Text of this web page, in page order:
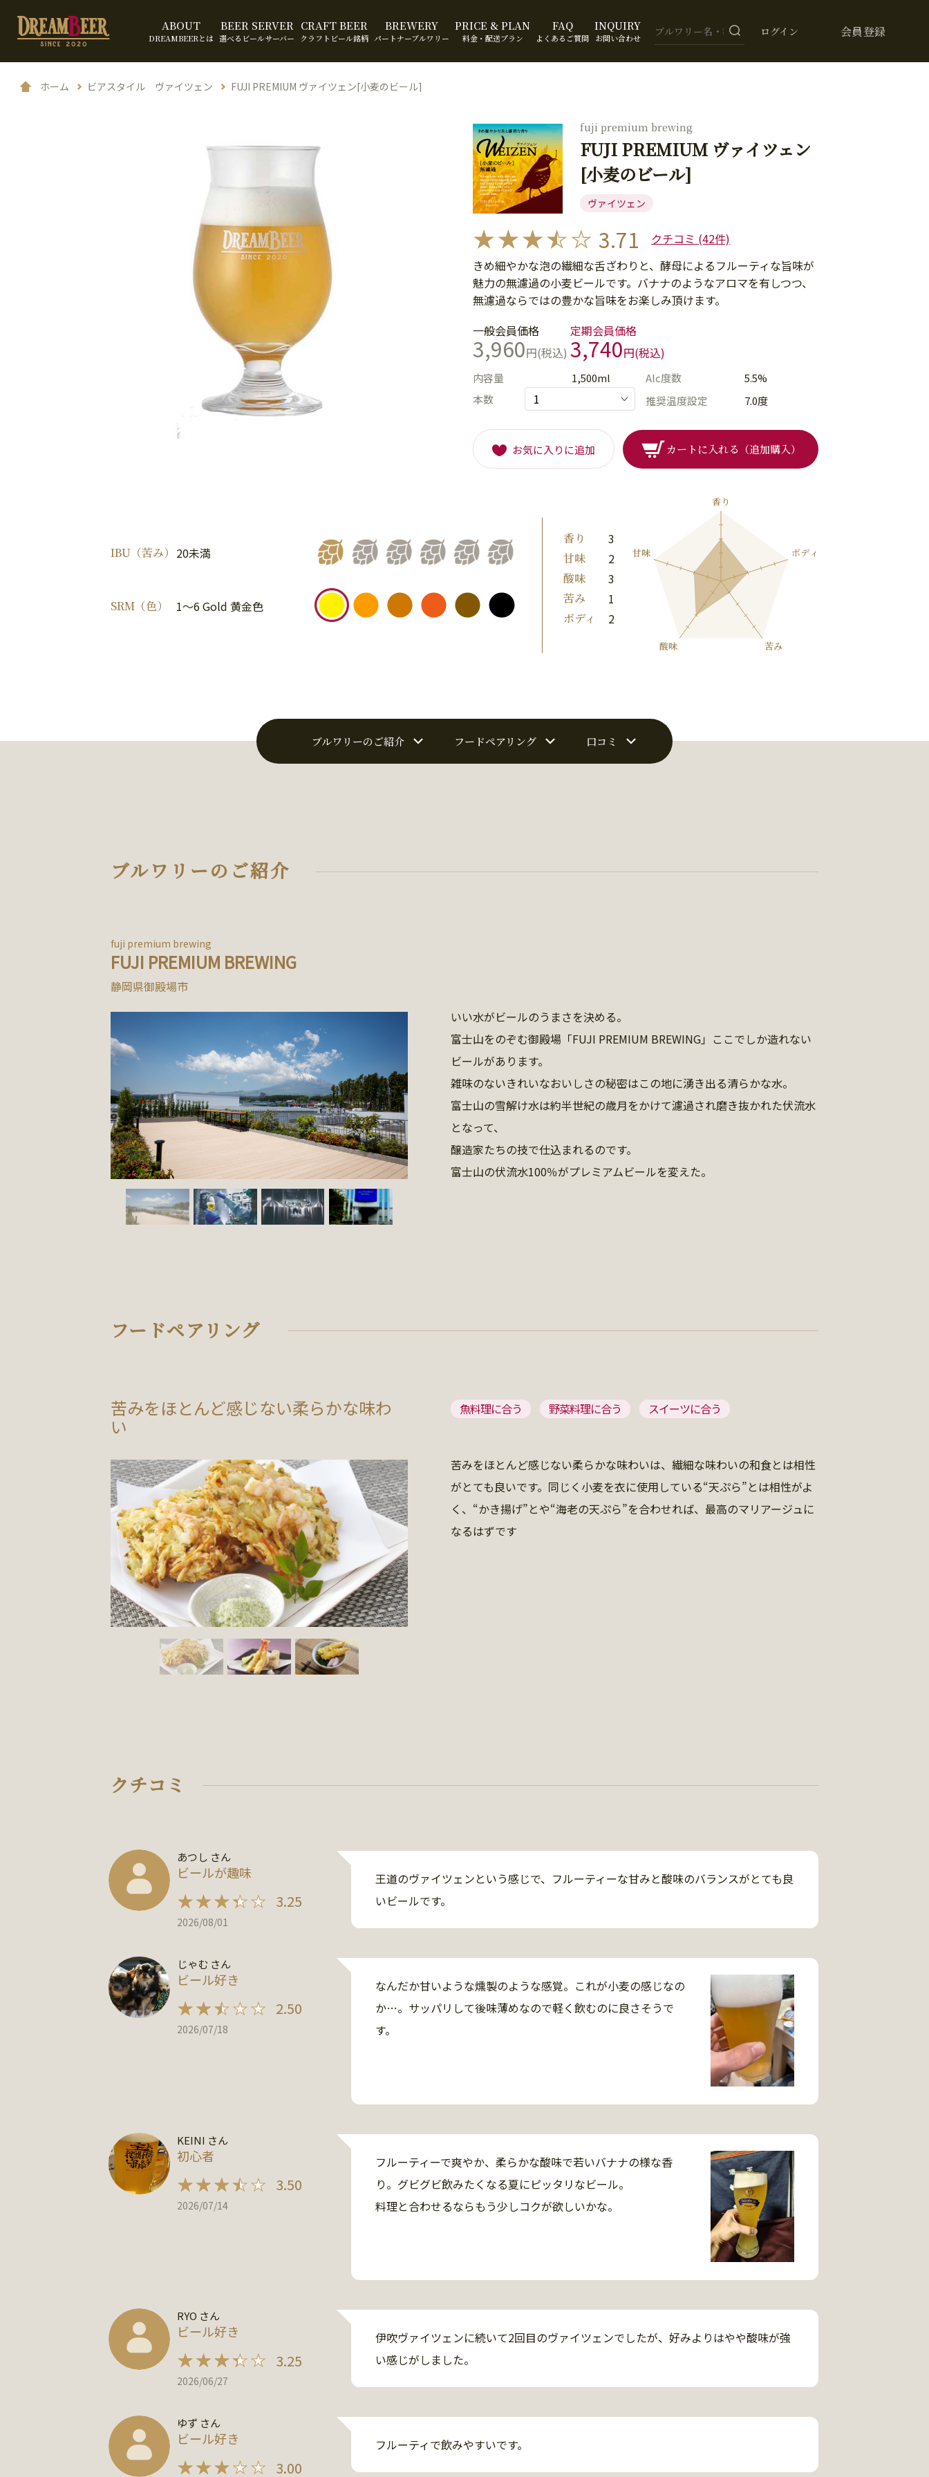
ABOUT
DREAMBEERとは
BEER SERVER
選べるビールサーバー
CRAFT BEER
クラフトビール銘柄
BREWERY
パートナーブルワリー
PRICE & PLAN
料金・配送プラン
FAQ
よくあるご質問
INQUIRY
お問い合わせ ログイン 会員登録
ホーム ビアスタイル ヴァイツェン FUJI PREMIUM ヴァイツェン[小麦のビール]
fuji premium brewing
FUJI PREMIUM ヴァイツェン
[小麦のビール]
ヴァイツェン
3.71
クチコミ (42件)
きめ細やかな泡の繊細な舌ざわりと、酵母によるフルーティな旨味が
魅力の無濾過の小麦ビールです。バナナのようなアロマを有しつつ、
無濾過ならではの豊かな旨味をお楽しみ頂けます。
一般会員価格
3,960円(税込)
定期会員価格
3,740円(税込)
内容量 1,500ml Alc度数
5.5%
本数
推奨温度設定 7.0度
お気に入りに追加 カートに入れる（追加購入）
IBU（苦み） 20未満
SRM（色） 1～6 Gold 黄金色
香り 3
甘味 2
酸味 3
苦み 1
ボディ 2
ブルワリーのご紹介 フードペアリング 口コミ
ブルワリーのご紹介
fuji premium brewing
FUJI PREMIUM BREWING
静岡県御殿場市
いい水がビールのうまさを決める。
富士山をのぞむ御殿場「FUJI PREMIUM BREWING」ここでしか造れない
ビールがあります。
雑味のないきれいなおいしさの秘密はこの地に湧き出る清らかな水。
富士山の雪解け水は約半世紀の歳月をかけて濾過され磨き抜かれた伏流水
となって、
醸造家たちの技で仕込まれるのです。
富士山の伏流水100％がプレミアムビールを変えた。
フードペアリング
苦みをほとんど感じない柔らかな味わ
い
魚料理に合う 野菜料理に合う スイーツに合う
苦みをほとんど感じない柔らかな味わいは、繊細な味わいの和食とは相性
がとても良いです。同じく小麦を衣に使用している“天ぷら”とは相性がよ
く、“かき揚げ”とや“海老の天ぷら”を合わせれば、最高のマリアージュに
なるはずです
クチコミ
あつし さん
ビールが趣味
3.25
2026/08/01
王道のヴァイツェンという感じで、フルーティーな甘みと酸味のバランスがとても良
いビールです。
じゃむ さん
ビール好き
2.50
2026/07/18
なんだか甘いような燻製のような感覚。これが小麦の感じなの
か…。サッパリして後味薄めなので軽く飲むのに良さそうで
す。
KEINI さん
初心者
3.50
2026/07/14
フルーティーで爽やか、柔らかな酸味で若いバナナの様な香
り。グビグビ飲みたくなる夏にピッタリなビール。
料理と合わせるならもう少しコクが欲しいかな。
RYO さん
ビール好き
3.25
2026/06/27
伊吹ヴァイツェンに続いて2回目のヴァイツェンでしたが、好みよりはやや酸味が強
い感じがしました。
ゆず さん
ビール好き
3.00
フルーティで飲みやすいです。